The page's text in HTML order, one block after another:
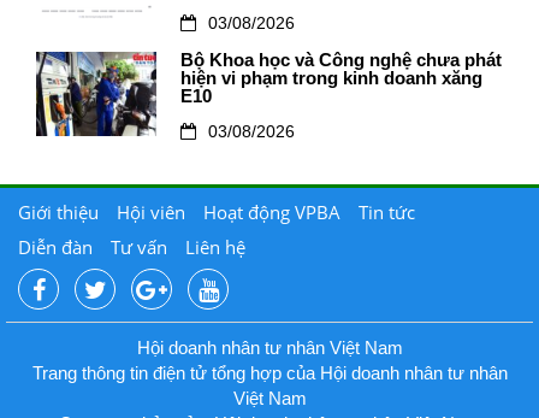
03/08/2026
Bộ Khoa học và Công nghệ chưa phát
hiện vi phạm trong kinh doanh xăng
E10
03/08/2026
Giới thiệu Hội viên Hoạt động VPBA
Tin tức
Diễn đàn
Tư vấn Liên hệ
Hội doanh nhân tư nhân Việt Nam
Trang thông tin điện tử tổng hợp của Hội doanh nhân tư nhân
Việt Nam